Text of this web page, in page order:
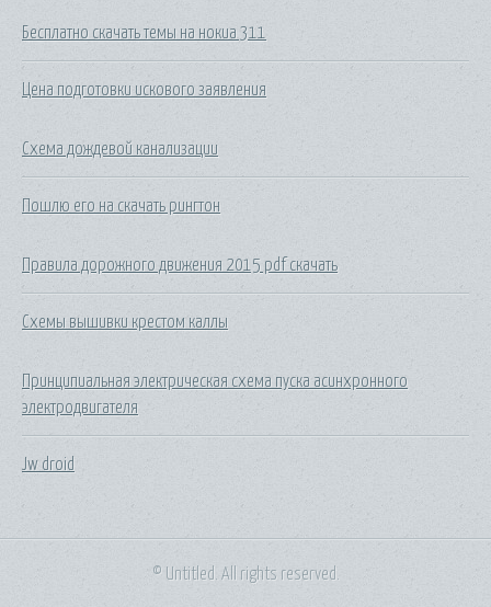
Бесплатно скачать темы на нокиа 311
Цена подготовки искового заявления
Схема дождевой канализации
Пошлю его на скачать рингтон
Правила дорожного движения 2015 pdf скачать
Схемы вышивки крестом каллы
Принципиальная электрическая схема пуска асинхронного
электродвигателя
Jw droid
© Untitled. All rights reserved.